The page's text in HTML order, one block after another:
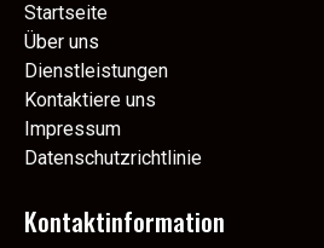
Startseite
Über uns
Dienstleistungen
Kontaktiere uns
Impressum
Datenschutzrichtlinie
Kontaktinformation